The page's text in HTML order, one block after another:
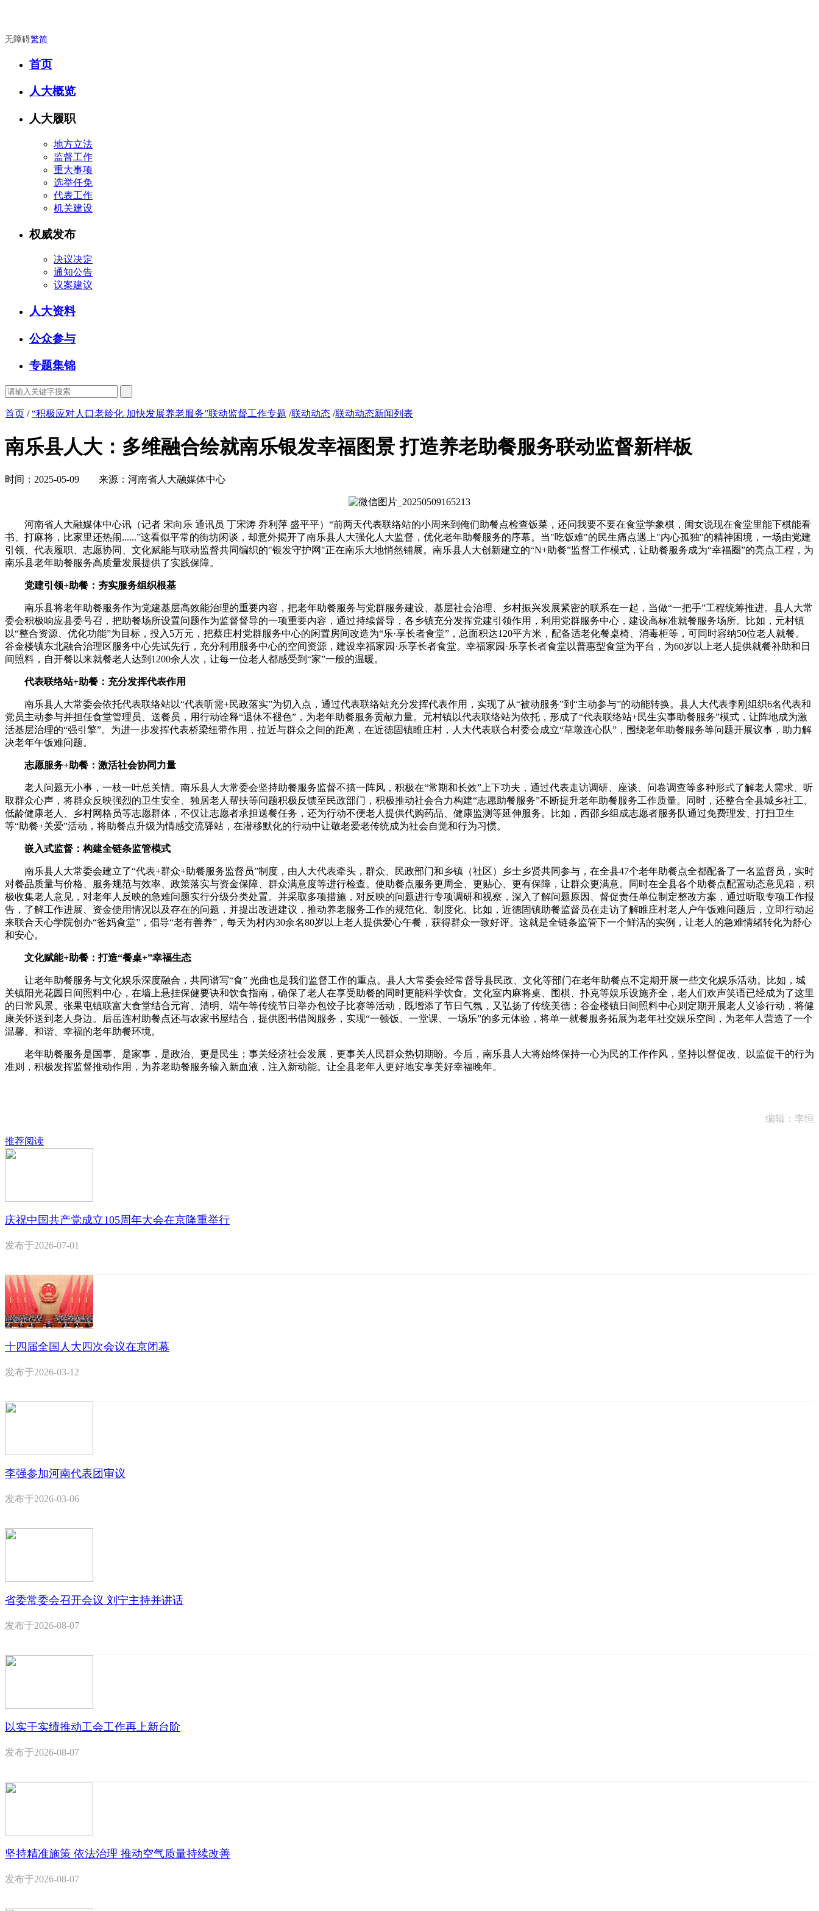
无障碍繁简
首页
人大概览
人大履职
地方立法
监督工作
重大事项
选举任免
代表工作
机关建设
权威发布
决议决定
通知公告
议案建议
人大资料
公众参与
专题集锦
首页 /“积极应对人口老龄化 加快发展养老服务”联动监督工作专题 /联动动态 /联动动态新闻列表
南乐县人大：多维融合绘就南乐银发幸福图景 打造养老助餐服务联动监督新样板
时间：2025-05-09 来源：河南省人大融媒体中心
河南省人大融媒体中心讯（记者 宋向乐 通讯员 丁宋涛 乔利萍 盛平平）“前两天代表联络站的小周来到俺们助餐点检查饭菜，还问我要不要在食堂学象棋，闺女说现在食堂里能下棋能看
书、打麻将，比家里还热闹......”这看似平常的街坊闲谈，却意外揭开了南乐县人大强化人大监督，优化老年助餐服务的序幕。当"吃饭难"的民生痛点遇上"内心孤独"的精神困境，一场由党建
引领、代表履职、志愿协同、文化赋能与联动监督共同编织的"银发守护网"正在南乐大地悄然铺展。南乐县人大创新建立的“N+助餐”监督工作模式，让助餐服务成为“幸福圈”的亮点工程，为
南乐县老年助餐服务高质量发展提供了实践保障。
党建引领+助餐：夯实服务组织根基
南乐县将老年助餐服务作为党建基层高效能治理的重要内容，把老年助餐服务与党群服务建设、基层社会治理、乡村振兴发展紧密的联系在一起，当做“一把手”工程统筹推进。县人大常
委会积极响应县委号召，把助餐场所设置问题作为监督督导的一项重要内容，通过持续督导，各乡镇充分发挥党建引领作用，利用党群服务中心，建设高标准就餐服务场所。比如，元村镇
以“整合资源、优化功能”为目标，投入5万元，把蔡庄村党群服务中心的闲置房间改造为“乐·享长者食堂”，总面积达120平方米，配备适老化餐桌椅、消毒柜等，可同时容纳50位老人就餐。
谷金楼镇东北融合治理区服务中心先试先行，充分利用服务中心的空间资源，建设幸福家园·乐享长者食堂。幸福家园·乐享长者食堂以普惠型食堂为平台，为60岁以上老人提供就餐补助和日
间照料，自开餐以来就餐老人达到1200余人次，让每一位老人都感受到“家”一般的温暖。
代表联络站+助餐：充分发挥代表作用
南乐县人大常委会依托代表联络站以“代表听需+民政落实”为切入点，通过代表联络站充分发挥代表作用，实现了从“被动服务”到“主动参与”的动能转换。县人大代表李刚组织6名代表和
党员主动参与并担任食堂管理员、送餐员，用行动诠释“退休不褪色”，为老年助餐服务贡献力量。元村镇以代表联络站为依托，形成了“代表联络站+民生实事助餐服务”模式，让阵地成为激
活基层治理的“强引擎”。为进一步发挥代表桥梁纽带作用，拉近与群众之间的距离，在近德固镇睢庄村，人大代表联合村委会成立“草墩连心队”，围绕老年助餐服务等问题开展议事，助力解
决老年午饭难问题。
志愿服务+助餐：激活社会协同力量
老人问题无小事，一枝一叶总关情。南乐县人大常委会坚持助餐服务监督不搞一阵风，积极在“常期和长效”上下功夫，通过代表走访调研、座谈、问卷调查等多种形式了解老人需求、听
取群众心声，将群众反映强烈的卫生安全、独居老人帮扶等问题积极反馈至民政部门，积极推动社会合力构建“志愿助餐服务”不断提升老年助餐服务工作质量。同时，还整合全县城乡社工、
低龄健康老人、乡村网格员等志愿群体，不仅让志愿者承担送餐任务，还为行动不便老人提供代购药品、健康监测等延伸服务。比如，西邵乡组成志愿者服务队通过免费理发、打扫卫生
等“助餐+关爱”活动，将助餐点升级为情感交流驿站，在潜移默化的行动中让敬老爱老传统成为社会自觉和行为习惯。
嵌入式监督：构建全链条监管模式
南乐县人大常委会建立了“代表+群众+助餐服务监督员”制度，由人大代表牵头，群众、民政部门和乡镇（社区）乡士乡贤共同参与，在全县47个老年助餐点全都配备了一名监督员，实时
对餐品质量与价格、服务规范与效率、政策落实与资金保障、群众满意度等进行检查。使助餐点服务更周全、更贴心、更有保障，让群众更满意。同时在全县各个助餐点配置动态意见箱，积
极收集老人意见，对老年人反映的急难问题实行分级分类处置。并采取多项措施，对反映的问题进行专项调研和视察，深入了解问题原因、督促责任单位制定整改方案，通过听取专项工作报
告，了解工作进展、资金使用情况以及存在的问题，并提出改进建议，推动养老服务工作的规范化、制度化。比如，近德固镇助餐监督员在走访了解睢庄村老人户午饭难问题后，立即行动起
来联合天心学院创办“爸妈食堂”，倡导“老有善养”，每天为村内30余名80岁以上老人提供爱心午餐，获得群众一致好评。这就是全链条监管下一个鲜活的实例，让老人的急难情绪转化为舒心
和安心。
文化赋能+助餐：打造“餐桌+”幸福生态
让老年助餐服务与文化娱乐深度融合，共同谱写“食” 光曲也是我们监督工作的重点。县人大常委会经常督导县民政、文化等部门在老年助餐点不定期开展一些文化娱乐活动。比如，城
关镇阳光花园日间照料中心，在墙上悬挂保健要诀和饮食指南，确保了老人在享受助餐的同时更能科学饮食。文化室内麻将桌、围棋、扑克等娱乐设施齐全，老人们欢声笑语已经成为了这里
的日常风景。张果屯镇联富大食堂结合元宵、清明、端午等传统节日举办包饺子比赛等活动，既增添了节日气氛，又弘扬了传统美德；谷金楼镇日间照料中心则定期开展老人义诊行动，将健
康关怀送到老人身边。后岳连村助餐点还与农家书屋结合，提供图书借阅服务，实现“一顿饭、一堂课、一场乐”的多元体验，将单一就餐服务拓展为老年社交娱乐空间，为老年人营造了一个
温馨、和谐、幸福的老年助餐环境。
老年助餐服务是国事、是家事，是政治、更是民生；事关经济社会发展，更事关人民群众热切期盼。今后，南乐县人大将始终保持一心为民的工作作风，坚持以督促改、以监促干的行为
准则，积极发挥监督推动作用，为养老助餐服务输入新血液，注入新动能。让全县老年人更好地安享美好幸福晚年。
编辑：李恒
推荐阅读
庆祝中国共产党成立105周年大会在京隆重举行
发布于2026-07-01
十四届全国人大四次会议在京闭幕
发布于2026-03-12
李强参加河南代表团审议
发布于2026-03-06
省委常委会召开会议 刘宁主持并讲话
发布于2026-08-07
以实干实绩推动工会工作再上新台阶
发布于2026-08-07
坚持精准施策 依法治理 推动空气质量持续改善
发布于2026-08-07